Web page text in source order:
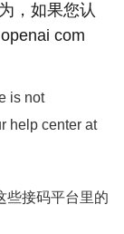
，如果您认
com
is not
help center at
些接码平台里的